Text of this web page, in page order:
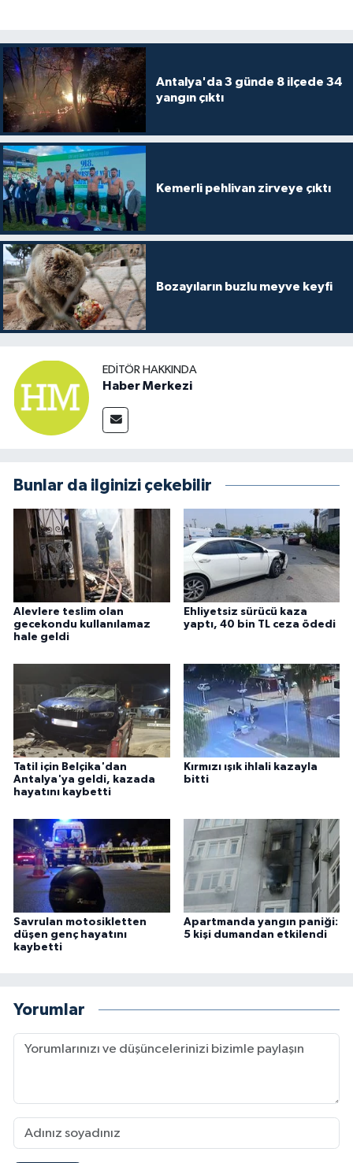
Antalya'da 3 günde 8 ilçede 34
yangın çıktı
Kemerli pehlivan zirveye çıktı
Bozayıların buzlu meyve keyfi
EDITÖR HAKKINDA
Haber Merkezi
Bunlar da ilginizi çekebilir
Alevlere teslim olan
gecekondu kullanılamaz
hale geldi
Ehliyetsiz sürücü kaza
yaptı, 40 bin TL ceza ödedi
Tatil için Belçika'dan
Antalya'ya geldi, kazada
hayatını kaybetti
Kırmızı ışık ihlali kazayla
bitti
Savrulan motosikletten
düşen genç hayatını
kaybetti
Apartmanda yangın paniği:
5 kişi dumandan etkilendi
Yorumlar